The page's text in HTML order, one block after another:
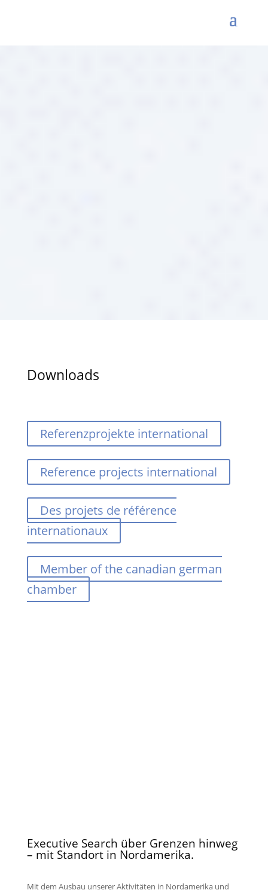
Downloads
Referenzprojekte international
Reference projects international
Des projets de référence
internationaux
Member of the canadian german
chamber
Executive Search über Grenzen hinweg
– mit Standort in Nordamerika.
Mit dem Ausbau unserer Aktivitäten in Nordamerika und